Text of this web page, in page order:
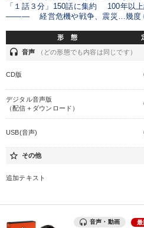
リピート 企業再建 デジタ
インフレ対策・値上げ 上場企
ondemand_video 経営音声・動画を探す
全国経営者セミナー収録物以外の経
しいただけます
カテゴリー
「１話３分」150話に集約 100年以
――― 経営危機や戦争、震災…幾度
形 態
headset 音声 （どの形態でも内容は同じです）
CD版
デジタル音声版
（配信＋ダウンロード）
USB(音声)
star_border その他
追加テキスト
音声・動画 最